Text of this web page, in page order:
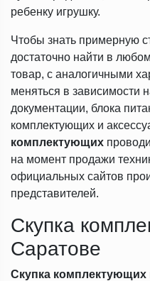
ребенку игрушку.
Чтобы знать примерную
достаточно найти в
товар, с аналогичными
меняться в зависимости
документации, блока
комплектующих и
комплектующих
на момент продажи
официальных сайтов
представителей.
Скупка
Саратове
Скупка комплектующих